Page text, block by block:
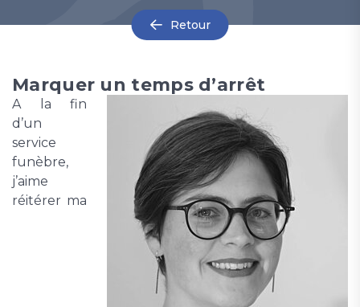
Retour
Marquer un temps d’arrêt
A la fin
d’un
service
funèbre,
j’aime
réitérer ma